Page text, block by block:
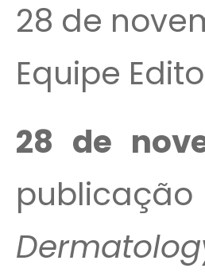
28 de
Equipe
28 de